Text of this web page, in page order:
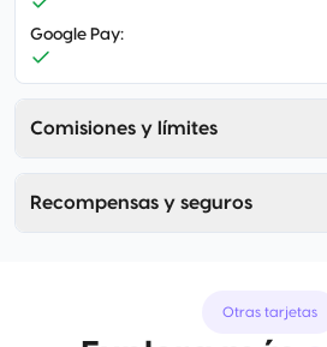
Google Pay:
Comisiones y límites
Recompensas y seguros
Otras tarjetas